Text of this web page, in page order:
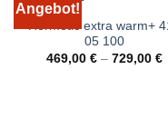
Angebot!
Hermetic extra warm+
05 100
469,00 €– 729,00 €